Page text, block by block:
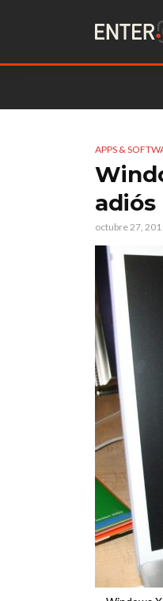
APPS &
adiós
octubre 27,